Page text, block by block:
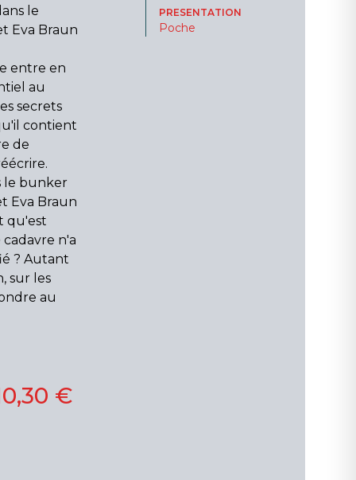
le
Eva Braun
entre en
au
secrets
contient
de
le bunker
Eva Braun
qu'est
n'a
? Autant
sur les
au
PRESENTATION
Poche
€